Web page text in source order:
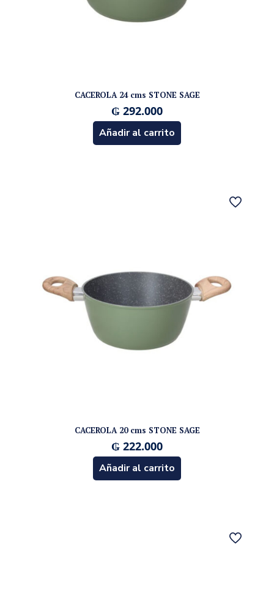
CACEROLA 24 cms STONE SAGE
₲ 292.000
Añadir al carrito
CACEROLA 20 cms STONE SAGE
₲ 222.000
Añadir al carrito